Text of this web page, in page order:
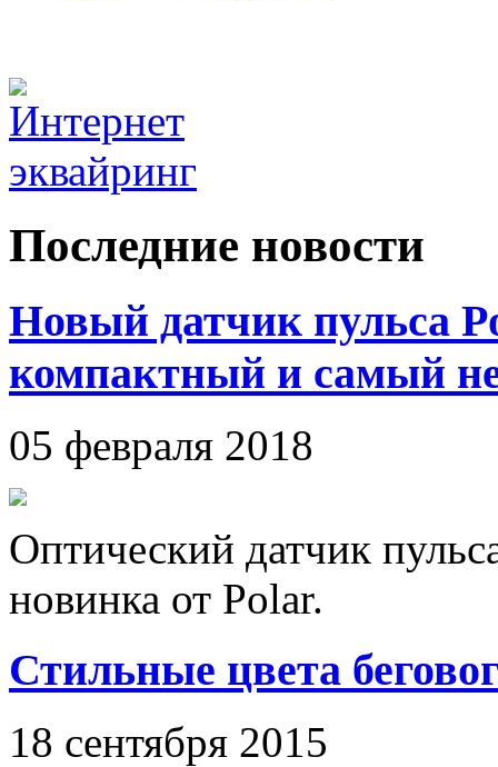
Последние новости
Новый датчик пульса
компактный и самый
05 февраля 2018
Оптический датчик
новинка от Polar.
Стильные цвета
18 сентября 2015